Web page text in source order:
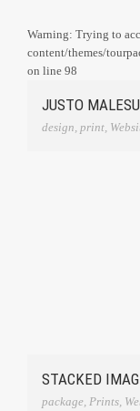
Warning: Trying to
content/themes/
on line 98
JUSTO
design, print,
STACKED
package, Prints,